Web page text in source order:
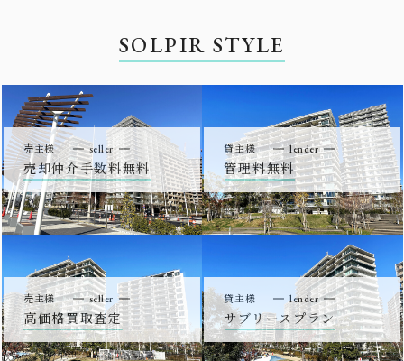
SOLPIR STYLE
売主様 seller
売却仲介手数料無料
貸主様 lender
管理料無料
売主様 seller
高価格買取査定
貸主様 lender
サブリースプラン